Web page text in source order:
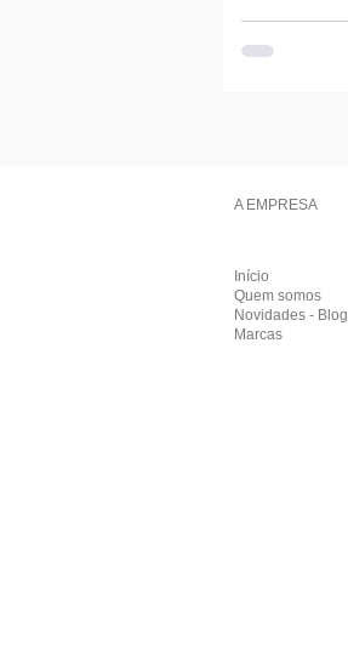
A EMPRESA
Início
Quem somos
Novidades - Blog
Marcas